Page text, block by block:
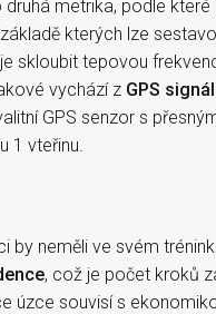
metrika, podle které
kterých lze
je skloubit tepovou
vychází z GPS
GPS senzor s
1 vteřinu.
by neměli ve svém
, což je počet kroků
úzce souvisí s